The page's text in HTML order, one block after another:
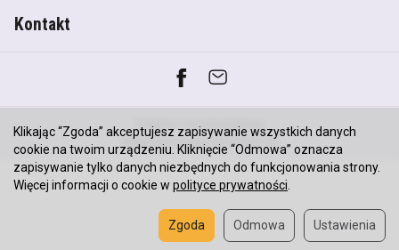
Kontakt
*) brutto +
koszty dostawy
Sklep internetowy SOTESHOP AI
Klikając “Zgoda” akceptujesz zapisywanie wszystkich danych
cookie na twoim urządzeniu. Kliknięcie “Odmowa” oznacza
zapisywanie tylko danych niezbędnych do funkcjonowania strony.
Więcej informacji o cookie w polityce prywatności
Ustawienia
Odmowa
Zgoda